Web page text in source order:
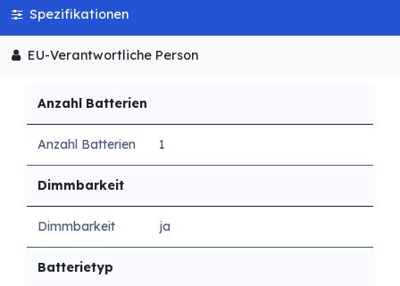
Spezifikationen
EU-Verantwortliche Person
Anzahl Batterien
Anzahl Batterien 1
Dimmbarkeit
Dimmbarkeit ja
Batterietyp